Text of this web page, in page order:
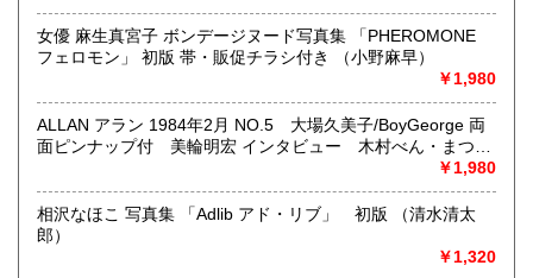
取り扱い分野
女優・アイドル・グラビア・アダルトや映画・マンガ等
女優 麻生真宮子 ボンデージヌード写真集 「PHEROMONE
フェロモン」 初版 帯・販促チラシ付き （小野麻早）
￥1,980
ALLAN アラン 1984年2月 NO.5 大場久美子/BoyGeorge 両
面ピンナップ付 美輪明宏 インタビュー 木村べん・まつざ
きあけみ 他 少女のための耽美派マガジン 隔月刊 耽美系
￥1,980
相沢なほこ 写真集 「Adlib アド・リブ」 初版 （清水清太
郎）
￥1,320